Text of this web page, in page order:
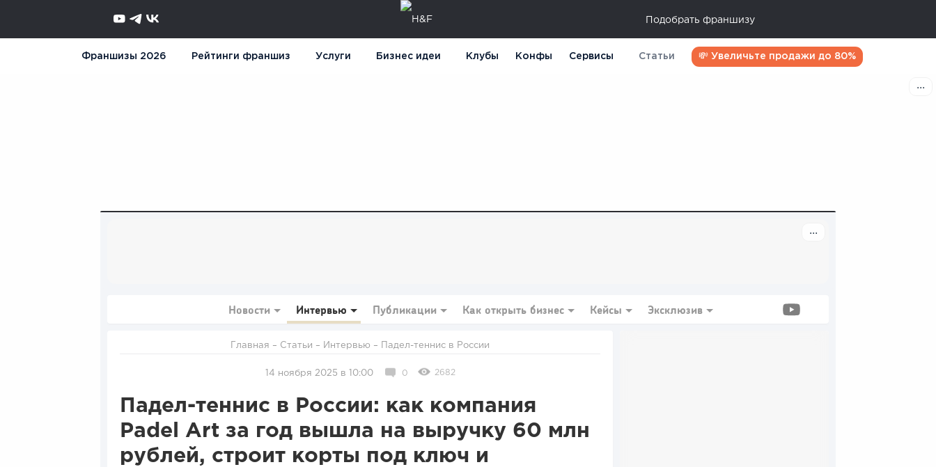
Подобрать франшизу
Франшизы 2026 Рейтинги франшиз Услуги Бизнес идеи Клубы Конфы Сервисы Статьи 💸 Увеличьте продажи до 80%
Новости Интервью Публикации Как открыть бизнес Кейсы Эксклюзив
Главная – Статьи – Интервью – Падел-теннис в России
14 ноября 2025 в 10:00 0 2682
Падел-теннис в России: как компания
Padel Art за год вышла на выручку 60 млн
рублей, строит корты под ключ и